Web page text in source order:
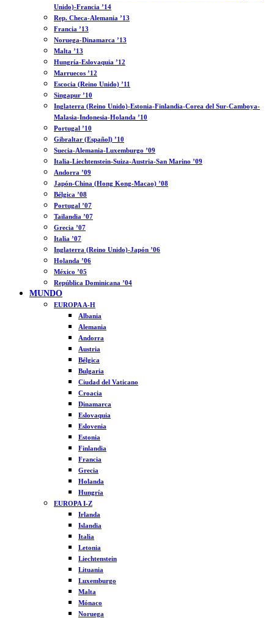
Unido)-Francia ’14
Rep. Checa-Alemania ’13
Francia ’13
Noruega-Dinamarca ’13
Malta ’13
Hungría-Eslovaquia ’12
Marruecos ’12
Escocia (Reino Unido) ’11
Singapur ’10
Inglaterra (Reino Unido)-Estonia-Finlandia-Corea del Sur-Camboya-
Malasia-Indonesia-Holanda ’10
Portugal ’10
Gibraltar (Español) ’10
Suecia-Alemania-Luxemburgo ’09
Italia-Liechtenstein-Suiza-Austria-San Marino ’09
Andorra ’09
Japón-China (Hong Kong-Macao) ’08
Bélgica ’08
Portugal ’07
Tailandia ’07
Grecia ’07
Italia ’07
Inglaterra (Reino Unido)-Japón ’06
Holanda ’06
México ’05
República Dominicana ’04
MUNDO
EUROPA A-H
Albania
Alemania
Andorra
Austria
Bélgica
Bulgaria
Ciudad del Vaticano
Croacia
Dinamarca
Eslovaquia
Eslovenia
Estonia
Finlandia
Francia
Grecia
Holanda
Hungría
EUROPA I-Z
Irlanda
Islandia
Italia
Letonia
Liechtenstein
Lituania
Luxemburgo
Malta
Mónaco
Noruega